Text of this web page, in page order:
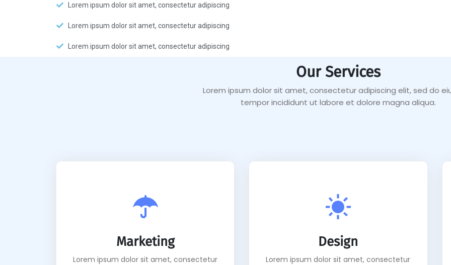
Lorem ipsum dolor sit amet, consectetur adipiscing
Lorem ipsum dolor sit amet, consectetur adipiscing
Lorem ipsum dolor sit amet, consectetur adipiscing
Our Services
Lorem ipsum dolor sit amet, consectetur adipiscing elit, sed do
tempor incididunt ut labore et dolore magna aliqua.
Marketing
Lorem ipsum dolor sit amet, consectetur
Design
Lorem ipsum dolor sit amet, consectetur